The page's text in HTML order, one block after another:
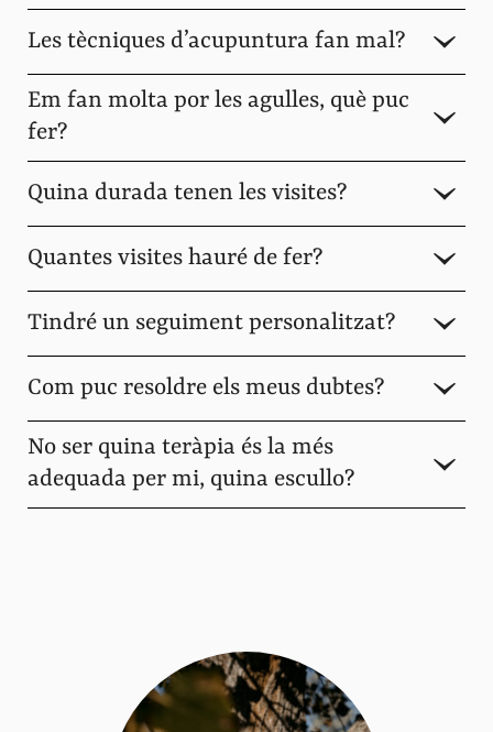
Les tècniques d’acupuntura fan mal?
Em fan molta por les agulles, què puc
fer?
Quina durada tenen les visites?
Quantes visites hauré de fer?
Tindré un seguiment personalitzat?
Com puc resoldre els meus dubtes?
No ser quina teràpia és la més
adequada per mi, quina escullo?